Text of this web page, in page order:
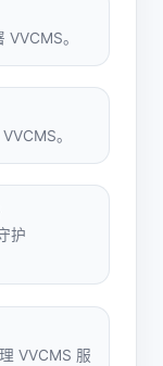
。
。
护
VVCMS 服